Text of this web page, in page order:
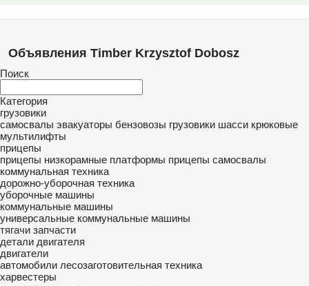
Объявления Timber Krzysztof Dobosz
Поиск
Категория
грузовики
самосвалы эвакуаторы бензовозы грузовики шасси крюковые
мультилифты
прицепы
прицепы низкорамные платформы прицепы самосвалы
коммунальная техника
дорожно-уборочная техника
уборочные машины
коммунальные машины
универсальные коммунальные машины
тягачи запчасти
детали двигателя
двигатели
автомобили лесозаготовительная техника
харвестеры